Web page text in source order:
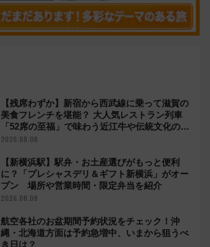
【残席わずか】新宿から西武線に乗って滋賀の
美食フレンチを堪能？ 大人気レストラン列車
「52席の至福」で味わう近江牛や伝統文化の特
別コラボ
2026.08.08
【新横浜駅】駅弁・お土産選びがもっと便利
に？「プレシャスデリ＆ギフト新横浜」がオー
プン 場所や営業時間・限定弁当を紹介
2026.08.08
航空各社のお盆期間予約状況をチェック！沖
縄・北海道方面は予約急増中、いまから狙うべ
き日は？